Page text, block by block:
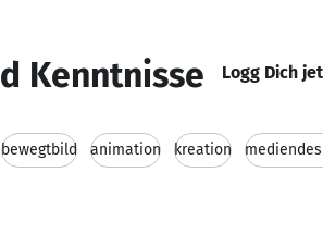
Kenntnisse Logg Dich
bewegtbild animation kreation